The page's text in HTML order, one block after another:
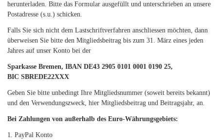
herunterladen. Bitte das Formular ausgefüllt und unterschrieben an unsere
Postadresse (s.u.) schicken.
Falls Sie sich nicht dem Lastschriftverfahren anschliessen möchten, dann
überweisen Sie bitte den Mitgliedsbeitrag bis zum 31. März eines jeden
Jahres auf unser Konto bei der
Sparkasse Bremen, IBAN DE43 2905 0101 0001 0190 25,
BIC SBREDE22XXX
Geben Sie bitte unbedingt Ihre Mitgliedsnummer (soweit bereits bekannt)
und den Verwendungszweck, hier Mitgliedsbeitrag und Beitragsjahr, an.
Bei Zahlungen von außerhalb des Euro-Währungsgebiets:
1. PayPal Konto